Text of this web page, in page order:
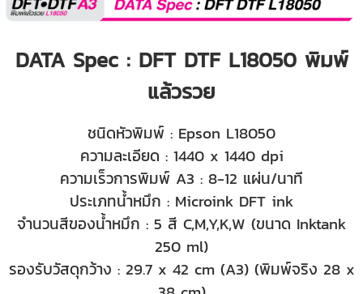
DATA Spec : DFT DTF L18050 พิมพ์
แล้วรวย
ชนิดหัวพิมพ์ : Epson L18050
ความละเอียด : 1440 x 1440 dpi
ความเร็วการพิมพ์ A3 : 8-12 แผ่น/นาที
ประเภทน้ำหมึก : Microink DFT ink
จำนวนสีของน้ำหมึก : 5 สี C,M,Y,K,W (ขนาด Inktank
250 ml)
รองรับวัสดุกว้าง : 29.7 x 42 cm (A3) (พิมพ์จริง 28 x